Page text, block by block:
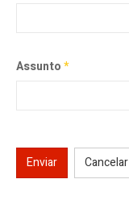
Assunto*
Enviar Cancelar